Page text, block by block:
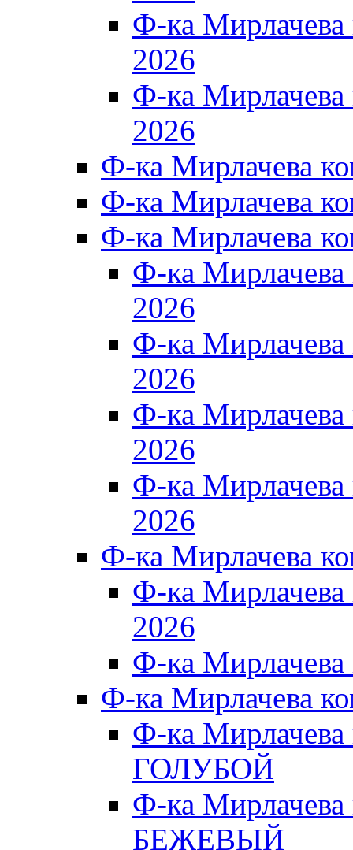
Ф-ка
2026
Ф-ка
2026
Ф-ка Мирлачева
Ф-ка Мирлачева
Ф-ка Мирлачева
Ф-ка
2026
Ф-ка
2026
Ф-ка
2026
Ф-ка
2026
Ф-ка Мирлачева
Ф-ка
2026
Ф-ка
Ф-ка Мирлачева
Ф-ка
ГОЛУБОЙ
Ф-ка
БЕЖЕВЫЙ